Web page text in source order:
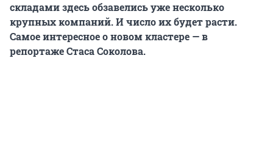
складами здесь обзавелись уже несколько
крупных компаний. И число их будет расти.
Самое интересное о новом кластере — в
репортаже Стаса Соколова.